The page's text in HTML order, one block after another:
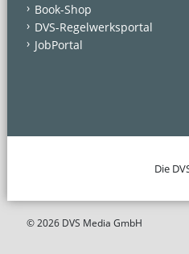
Book-Shop
DVS-Regelwerksportal
JobPortal
Die
© 2026 DVS Media GmbH